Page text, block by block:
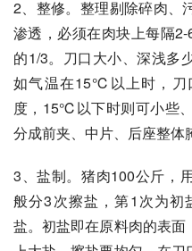
2、整修。整理剔除碎肉、
渗透，必须在肉块上每隔
的1/3。刀口大小、深浅多
如气温在15℃以上时，刀
度，15℃以下时则可小些
分成前夹、中片、后座整体
3、盐制。猪肉100公斤，
般分3次擦盐，第1次为
盐。初盐即在原料肉的表